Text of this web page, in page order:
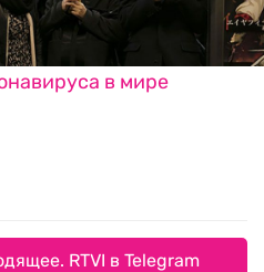
в мире
RTVI в Telegram